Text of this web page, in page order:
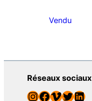
Vendu
Réseaux sociaux
InstagramFacebook Vimeo Twitter LinkedIn